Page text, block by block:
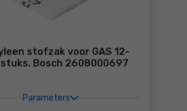
stofzak voor GAS 12-
stuks. Bosch 2608000697
Parameters